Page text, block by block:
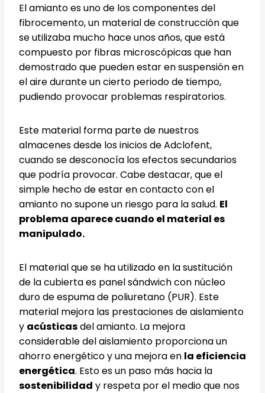
El amianto es uno de los componentes del
fibrocemento, un material de construcción que
se utilizaba mucho hace unos años, que está
compuesto por fibras microscópicas que han
demostrado que pueden estar en suspensión en
el aire durante un cierto periodo de tiempo,
pudiendo provocar problemas respiratorios.
Este material forma parte de nuestros
almacenes desde los inicios de Adclofent,
cuando se desconocía los efectos secundarios
que podría provocar. Cabe destacar, que el
simple hecho de estar en contacto con el
amianto no supone un riesgo para la salud. El
problema aparece cuando el material es
manipulado.
El material que se ha utilizado en la sustitución
de la cubierta es panel sándwich con núcleo
duro de espuma de poliuretano (PUR). Este
material mejora las prestaciones de aislamiento
y acústicasdel amianto. La mejora
considerable del aislamiento proporciona un
ahorro energético y una mejora en la eficiencia
energética. Esto es un paso más hacia la
sostenibilidad y respeta por el medio que nos